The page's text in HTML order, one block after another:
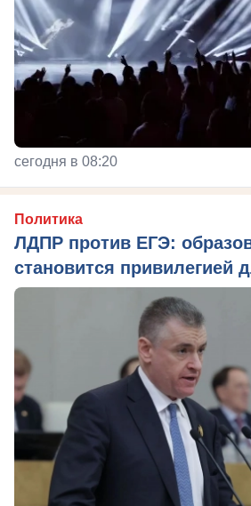
сегодня в 08:20
Политика
ЛДПР против ЕГЭ:
становится привилегией